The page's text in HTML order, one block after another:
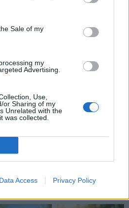
Sale of my
my
Advertising.
Use,
or Sharing of my
Unrelated with the
was collected.
Data Access Privacy Policy
Hantavirus : la menace
silencieuse qui se cache en
news